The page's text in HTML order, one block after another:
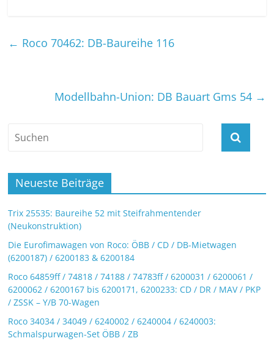
← Roco 70462: DB-Baureihe 116
Modellbahn-Union: DB Bauart Gms 54 →
Neueste Beiträge
Trix 25535: Baureihe 52 mit Steifrahmentender
(Neukonstruktion)
Die Eurofimawagen von Roco: ÖBB / CD / DB-Mietwagen
(6200187) / 6200183 & 6200184
Roco 64859ff / 74818 / 74188 / 74783ff / 6200031 / 6200061 /
6200062 / 6200167 bis 6200171, 6200233: CD / DR / MAV / PKP
/ ZSSK – Y/B 70-Wagen
Roco 34034 / 34049 / 6240002 / 6240004 / 6240003:
Schmalspurwagen-Set ÖBB / ZB